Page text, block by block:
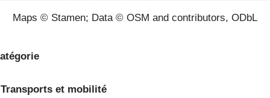
Maps © Stamen; Data © OSM and contributors, ODbL
Transports et mobilité